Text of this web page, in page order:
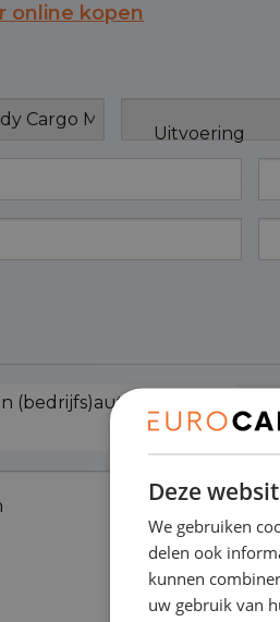
online kopen
Uitvoering
(bedrijfs)auto
Deze
We gebruiken
delen ook
kunnen
uw gebruik van